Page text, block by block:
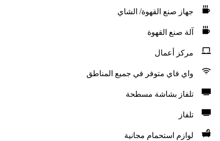
جهاز صنع القهوة/ الشاي
آلة صنع القهوة
مركز أعمال
واي فاي متوفر في جميع المناطق
تلفاز بشاشة مسطحة
تلفاز
لوازم استحمام مجانية